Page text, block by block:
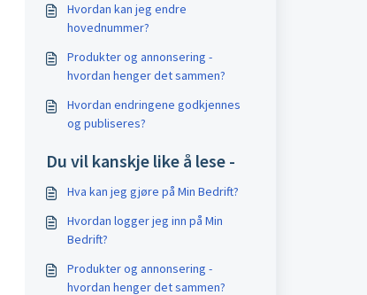
Hvordan kan jeg endre
hovednummer?
Produkter og annonsering -
hvordan henger det sammen?
Hvordan endringene godkjennes
og publiseres?
Du vil kanskje like å lese -
Hva kan jeg gjøre på Min Bedrift?
Hvordan logger jeg inn på Min
Bedrift?
Produkter og annonsering -
hvordan henger det sammen?